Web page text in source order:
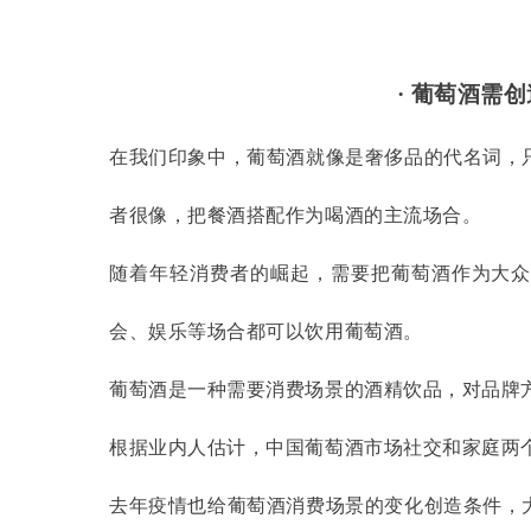
· 葡萄酒需
在我们印象中，葡萄酒就像是奢侈品的代名词
者很像，把餐酒搭配作为喝酒的主流场合。
随着年轻消费者的崛起，需要把葡萄酒作为大
会、娱乐等场合都可以饮用葡萄酒。
葡萄酒是一种需要消费场景的酒精饮品，对品
根据业内人估计，中国葡萄酒市场社交和家庭两
去年疫情也给葡萄酒消费场景的变化创造条件